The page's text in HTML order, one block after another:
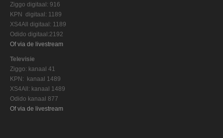
Ziggo digitaal: 916
KPN digitaal: 1189
XS4All digitaal: 1189
Odido digitaal:2192
Of via de livestream
Televisie
Ziggo: kanaal 41
KPN: kanaal 1489
XS4All: kanaal 1489
Odido kanaal 877
Of via de livestream